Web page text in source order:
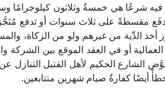
فيه شرعًا هي خمسةٌ وثلاثون كيلوجرامًا
مقسطةً على ثلاث سنوات أو تدفع
أخذ الدِّية من غيرهم ولو من الزكاة،
أو في العقد الموقع بين الشركة
الحكيم لأهل القتيل التنازل عن
أيضًا كفارةٌ صيام شهرين متتابعين.